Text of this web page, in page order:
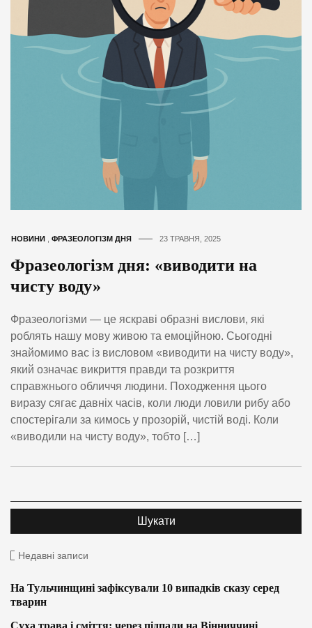
НОВИНИ ФРАЗЕОЛОГІЗМ ДНЯ 23 ТРАВНЯ, 2025
Фразеологізм дня: «виводити на
чисту воду»
Фразеологізми — це яскраві образні вислови, які
роблять нашу мову живою та емоційною. Сьогодні
знайомимо вас із висловом «виводити на чисту воду»,
який означає викриття правди та розкриття
справжнього обличчя людини. Походження цього
виразу сягає давніх часів, коли люди ловили рибу або
спостерігали за кимось у прозорій, чистій воді. Коли
«виводили на чисту воду», тобто […]
Недавні записи
На Тульчинщині зафіксували 10 випадків сказу серед
тварин